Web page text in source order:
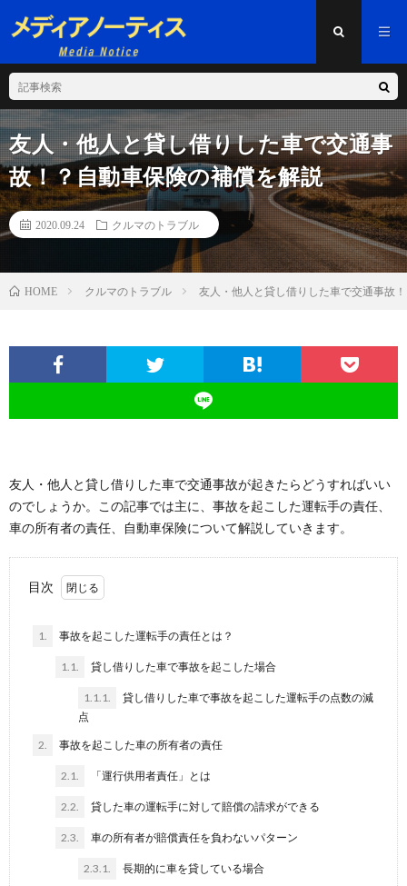
友人・他人と貸し借りした車で交通事
故！？自動車保険の補償を解説
2020.09.24 クルマのトラブル
HOME クルマのトラブル 友人・他人と貸し借りした車で交通事故
友人・他人と貸し借りした車で交通事故が起きたらどうすればいい
のでしょうか。この記事では主に、事故を起こした運転手の責任、
車の所有者の責任、自動車保険について解説していきます。
目次
1. 事故を起こした運転手の責任とは？
1.1. 貸し借りした車で事故を起こした場合
1.1.1.
貸し借りした車で事故を起こした運転手の点数の減
点
2. 事故を起こした車の所有者の責任
2.1. 「運行供用者責任」とは
2.2. 貸した車の運転手に対して賠償の請求ができる
2.3. 車の所有者が賠償責任を負わないパターン
2.3.1. 長期的に車を貸している場合